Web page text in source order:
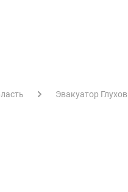
Эвакуатор Глухов